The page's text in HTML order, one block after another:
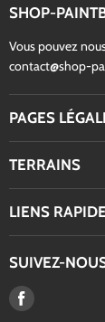
SHOP-
Vous pouvez
contact@shop-
PAGES
TERRAINS
LIENS
SUIVEZ-
Trouvez-